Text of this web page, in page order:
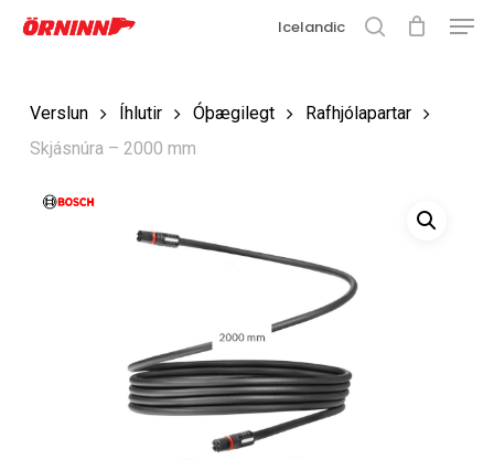
Fara
Icelandic
Verslun Íhlutir Óþægilegt
Rafhjólapartar
Skjásnúra – 2000 mm